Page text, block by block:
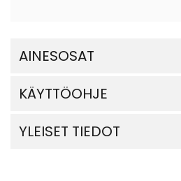
AINESOSAT
KÄYTTÖOHJE
YLEISET TIEDOT